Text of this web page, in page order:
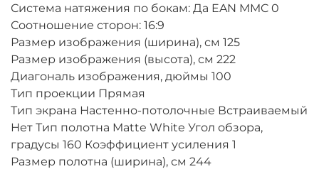
Система натяжения по бокам: Да EAN MMC 0
Соотношение сторон: 16:9
Размер изображения (ширина), см 125
Размер изображения (высота), см 222
Диагональ изображения, дюймы 100
Тип проекции Прямая
Тип экрана Настенно-потолочные Встраиваемый
Нет Тип полотна Matte White Угол обзора,
градусы 160 Коэффициент усиления 1
Размер полотна (ширина), см 244